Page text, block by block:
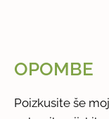
OPOMBE
Poizkusite še